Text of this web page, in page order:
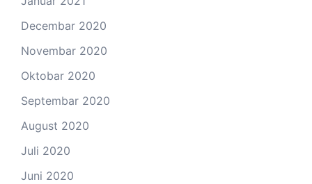
Decembar 2020
Novembar 2020
Oktobar 2020
Septembar 2020
August 2020
Juli 2020
Juni 2020